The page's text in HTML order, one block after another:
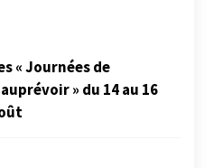
« Journées de
» du 14 au 16